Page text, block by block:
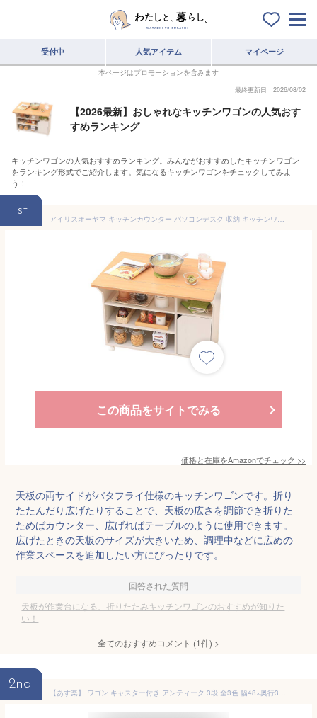
受付中 人気アイテム マイページ
本ページはプロモーションを含みます
最終更新日：2026/08/02
【2026最新】おしゃれなキッチンワゴンの人気おす
すめランキング
キッチンワゴンの人気おすすめランキング。みんながおすすめしたキッチンワゴン
をランキング形式でご紹介します。気になるキッチンワゴンをチェックしてみよ
う！
1st
アイリスオーヤマ キッチンカウンター パソコンデスク 収納 キッチンワゴン ビーチ/ホワイト 幅90cm 両扉付き 開閉自在のバタフライテーブル
この商品をサイトでみる
価格と在庫をAmazonでチェック >>
天板の両サイドがバタフライ仕様のキッチンワゴンです。折り
たたんだり広げたりすることで、天板の広さを調節でき折りた
ためばカウンター、広げればテーブルのように使用できます。
広げたときの天板のサイズが大きいため、調理中などに広めの
作業スペースを追加したい方にぴったりです。
回答された質問
天板が作業台になる、折りたたみキッチンワゴンのおすすめが知りた
い！
全てのおすすめコメント (1件) >
2nd
【あす楽】 ワゴン キャスター付き アンティーク 3段 全3色 幅48×奥行32.5×高さ84cm [ キッチンワゴン マルチワゴン ランドリーワゴン おしゃれ スチール 収納 リビング インテリア エステワゴン ネイルワゴン 美容室ワゴン サロン ワゴン ラック ][ E-2-4-2 ]